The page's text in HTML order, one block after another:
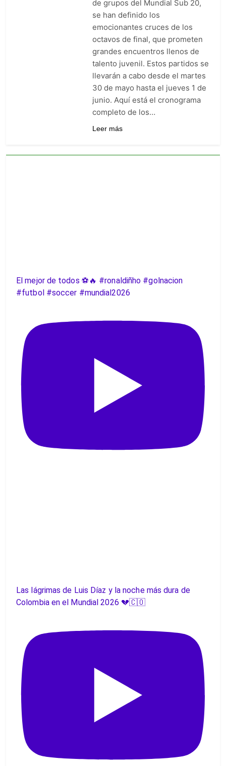
goleó 7-0 a Boyacá Chicó y es
líder de la Liga BetPlay
4 Días Ago
Vuelve la Premier League:
arranca el 21 de agosto con el
Arsenal campeón abriendo
ante el Coventry
4 Días Ago
Escándalo en Montería: el
debut de Nacional se suspendió
por disturbios cuando ganaba
3-0 a Jaguares
4 Días Ago
de grupos del Mundial Sub 20,
se han definido los
emocionantes cruces de los
octavos de final, que prometen
grandes encuentros llenos de
talento juvenil. Estos partidos se
llevarán a cabo desde el martes
30 de mayo hasta el jueves 1 de
junio. Aquí está el cronograma
completo de los…
Leer más
El mejor de todos ⚽️🔥 #ronaldiñho #golnacion
#futbol #soccer #mundial2026
Las lágrimas de Luis Díaz y la noche más dura de
Colombia en el Mundial 2026 💔🇨🇴